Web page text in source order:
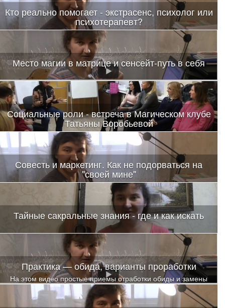
Кто реально помогает - экстрасенс, психолог или
психотерапевт?
Место магии в матрице и сенсейт-путь в себя
Социальные роли - встреча в Магическом клубе
Татьяны Воробьевой
Совесть и маркетинг. Как не подорваться на
"своей мине"
Тайные сакральные знания - где и как искать
Практика — обида, варианты проработки
На этом видео простые приемы отработки обиды и замены
стереотипов реагирования